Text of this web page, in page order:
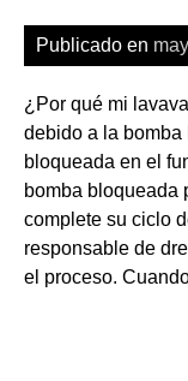
Publicado en
¿Por qué mi
debido a la
bloqueada en el
bomba bloqueada
complete su ciclo
responsable de
el proceso.